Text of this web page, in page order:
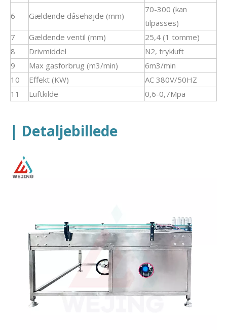
6 Gældende dåsehøjde (mm)
70-300 (kan
tilpasses)
7
Gældende ventil (mm)
25,4 (1 tomme)
8
Drivmiddel
N2, trykluft
9
Max gasforbrug (m3/min)
6m3/min
10
Effekt (KW)
AC 380V/50HZ
11
Luftkilde 0,6-0,7Mpa
| Detaljebillede